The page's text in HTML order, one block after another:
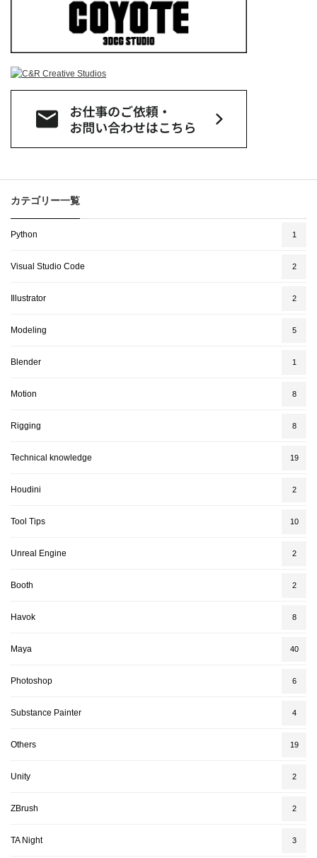
カテゴリー一覧
Python 1
Visual Studio Code 2
Illustrator 2
Modeling 5
Blender 1
Motion 8
Rigging 8
Technical knowledge 19
Houdini 2
Tool Tips 10
Unreal Engine 2
Booth 2
Havok 8
Maya 40
Photoshop 6
Substance Painter 4
Others 19
Unity 2
ZBrush 2
TA Night 3